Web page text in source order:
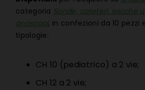
categoria Sonde, cateteri, sacche
anoscopi, in confezioni da 10 pezzi
tipologie:
CH 10 (pediatrico) a 2 vie;
CH 12 a 2 vie;